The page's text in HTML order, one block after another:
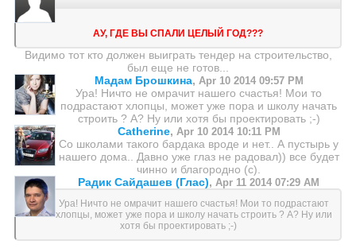
АУ, ГДЕ ВЫ СПАЛИ ЦЕЛЫЙ ГОД???
Видимо тот кто должен выиграть тендер на строительство,
был еще не готов...
Мадам Брошкина, Apr 10 2014 09:57 PM
Ура! Ничто не омрачит нашего счастья! Мои то
подрастают хлопцы, может уже пора и школу начать
строить ? А? Ну или хотя бы проектировать ;-)
Catherine, Apr 10 2014 10:11 PM
Со школами такого бардака вроде и нет.. А пустырь у
нашего дома.. Давно уже глаз не радовал)) все будет
чинно и благородно (с).
Радик Сайдашев (Глас), Apr 11 2014 07:29 AM
Ура! Ничто не омрачит нашего счастья! Мои то подрастают
хлопцы, может уже пора и школу начать строить ? А? Ну или
хотя бы проектировать ;-)